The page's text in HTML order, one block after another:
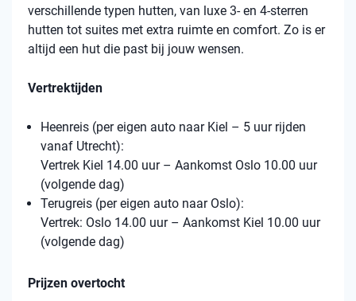
verschillende typen hutten, van luxe 3- en 4-sterren
hutten tot suites met extra ruimte en comfort. Zo is er
altijd een hut die past bij jouw wensen.
Vertrektijden
Heenreis (per eigen auto naar Kiel – 5 uur rijden
vanaf Utrecht):
Vertrek Kiel 14.00 uur – Aankomst Oslo 10.00 uur
(volgende dag)
Terugreis (per eigen auto naar Oslo):
Vertrek: Oslo 14.00 uur – Aankomst Kiel 10.00 uur
(volgende dag)
Prijzen overtocht